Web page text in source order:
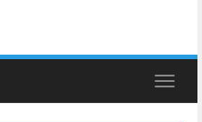
Toggle